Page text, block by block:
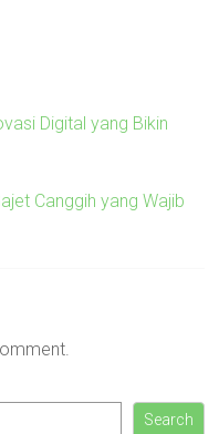
Digital yang Bikin
Canggih yang Wajib
Search